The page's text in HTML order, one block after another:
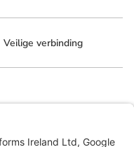
Veilige verbinding